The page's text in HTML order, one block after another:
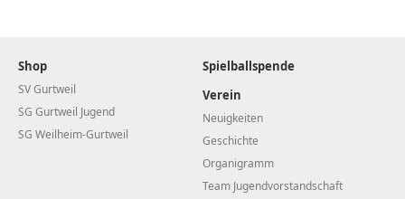
Shop
SV Gurtweil
SG Gurtweil Jugend
SG Weilheim-Gurtweil
Spielballspende
Verein
Neuigkeiten
Geschichte
Organigramm
Team Jugendvorstandschaft